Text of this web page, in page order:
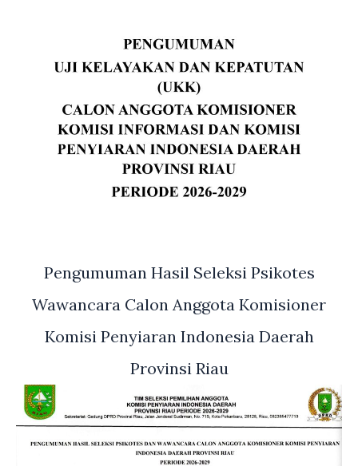
Pengumuman Hasil Seleksi Psikotes
Wawancara Calon Anggota Komisioner
Komisi Penyiaran Indonesia Daerah
Provinsi Riau